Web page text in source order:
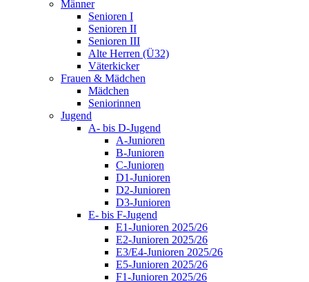
Männer
Senioren I
Senioren II
Senioren III
Alte Herren (Ü32)
Väterkicker
Frauen & Mädchen
Mädchen
Seniorinnen
Jugend
A- bis D-Jugend
A-Junioren
B-Junioren
C-Junioren
D1-Junioren
D2-Junioren
D3-Junioren
E- bis F-Jugend
E1-Junioren 2025/26
E2-Junioren 2025/26
E3/E4-Junioren 2025/26
E5-Junioren 2025/26
F1-Junioren 2025/26